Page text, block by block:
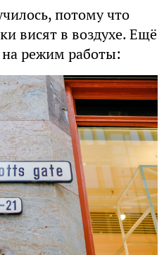
потому что
висят в воздухе. Ещё
на режим работы: